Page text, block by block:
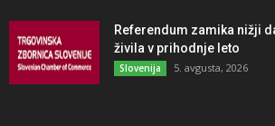
Referendum zamika nižji
živila v prihodnje leto
Slovenija 5. avgusta, 2026